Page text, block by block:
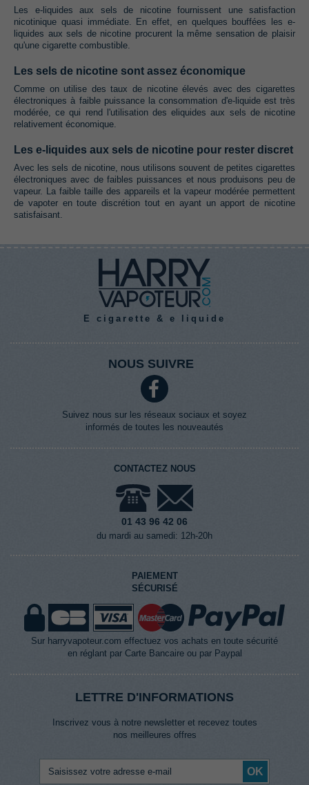
Les e-liquides aux sels de nicotine fournissent une satisfaction
nicotinique quasi immédiate. En effet, en quelques bouffées les e-
liquides aux sels de nicotine procurent la même sensation de plaisir
qu'une cigarette combustible.
Les sels de nicotine sont assez économique
Comme on utilise des taux de nicotine élevés avec des cigarettes
électroniques à faible puissance la consommation d'e-liquide est très
modérée, ce qui rend l'utilisation des eliquides aux sels de nicotine
relativement économique.
Les e-liquides aux sels de nicotine pour rester discret
Avec les sels de nicotine, nous utilisons souvent de petites cigarettes
électroniques avec de faibles puissances et nous produisons peu de
vapeur. La faible taille des appareils et la vapeur modérée permettent
de vapoter en toute discrétion tout en ayant un apport de nicotine
satisfaisant.
E cigarette & e liquide
NOUS SUIVRE
Suivez nous sur les réseaux sociaux et soyez
informés de toutes les nouveautés
CONTACTEZ NOUS
01 43 96 42 06
du mardi au samedi: 12h-20h
PAIEMENT
SÉCURISÉ
Sur harryvapoteur.com effectuez vos achats en toute sécurité
en réglant par Carte Bancaire ou par Paypal
LETTRE D'INFORMATIONS
Inscrivez vous à notre newsletter et recevez toutes
nos meilleures offres
OK